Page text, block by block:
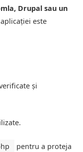
Drupal sau un
este
și
pentru a proteja